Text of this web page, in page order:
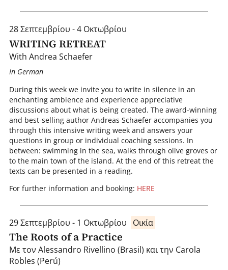
28 Σεπτεμβρίου - 4 Οκτωβρίου
WRITING RETREAT
With Andrea Schaefer
In German
During this week we invite you to write in silence in an
enchanting ambience and experience appreciative
discussions about what is being created. The award-winning
and best-selling author Andreas Schaefer accompanies you
through this intensive writing week and answers your
questions in group or individual coaching sessions. In
between: swimming in the sea, walks through olive groves or
to the main town of the island. At the end of this retreat the
texts can be presented in a reading.
For further information and booking: HERE
29 Σεπτεμβρίου - 1 Οκτωβρίου Οικία
Τhe Roots of a Practice
Με τον Alessandro Rivellino (Brasil) και την Carola
Robles (Perú)